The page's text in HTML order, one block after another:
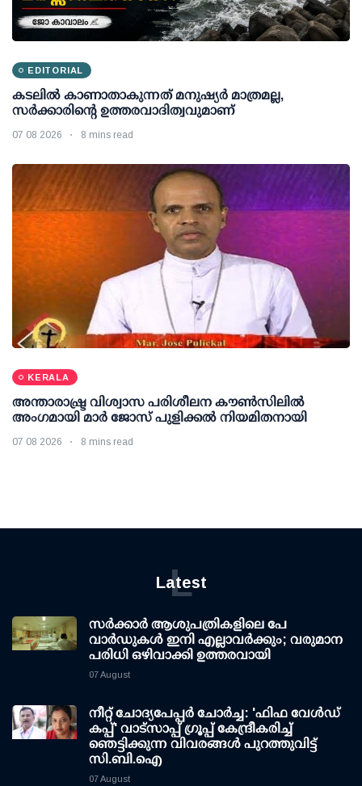
EDITORIAL
കടലിൽ കാണാതാകുന്നത് മനുഷ്യർ മാത്രമല്ല,
സർക്കാരിന്റെ ഉത്തരവാദിത്വവുമാണ്
07 08 2026 8 mins read
KERALA
അന്താരാഷ്ട്ര വിശ്വാസ പരിശീലന കൗണ്‍സിലില്‍
അംഗമായി മാര്‍ ജോസ് പുളിക്കല്‍ നിയമിതനായി
07 08 2026 8 mins read
Latest
L
സര്‍ക്കാര്‍ ആശുപത്രികളിലെ പേ
വാര്‍ഡുകള്‍ ഇനി എല്ലാവര്‍ക്കും; വരുമാന
പരിധി ഒഴിവാക്കി ഉത്തരവായി
07 August
നീറ്റ് ചോദ്യപേപ്പര്‍ ചോര്‍ച്ച: 'ഫിഫ വേള്‍ഡ്
കപ്പ്' വാട്സാപ്പ് ഗ്രൂപ്പ് കേന്ദ്രീകരിച്ച്
ഞെട്ടിക്കുന്ന വിവരങ്ങള്‍ പുറത്തുവിട്ട്
സി.ബി.ഐ
07 August